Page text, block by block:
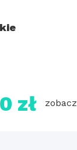
zł zobacz